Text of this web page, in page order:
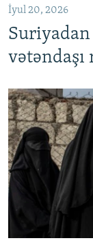
Auto
İyul 20, 2026
Suriyadan